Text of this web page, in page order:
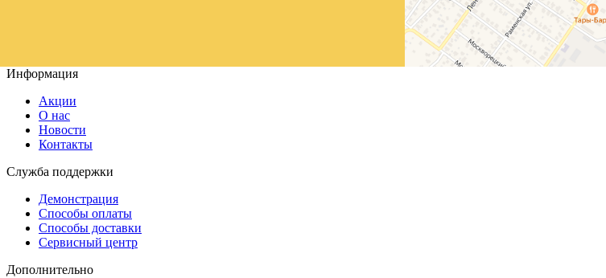
Информация
Акции
О нас
Новости
Контакты
Служба поддержки
Демонстрация
Способы оплаты
Способы доставки
Сервисный центр
Дополнительно